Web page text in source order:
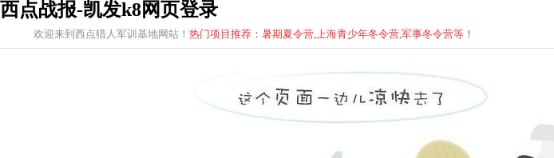
西点战报-凯发k8网页登录
欢迎来到西点猎人军训基地网站！ 热门项目推荐：暑期夏令营,上海青少年冬令营,军事冬令营等！